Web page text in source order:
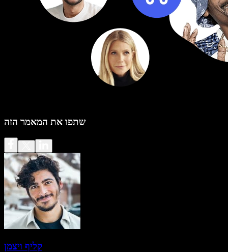
שתפו את המאמר הזה
קליף ויצמן